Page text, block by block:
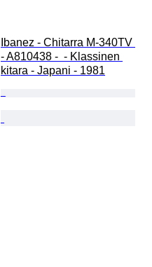
Ibanez - Chitarra M-340TV
- A810438 -  - Klassinen
kitara - Japani - 1981